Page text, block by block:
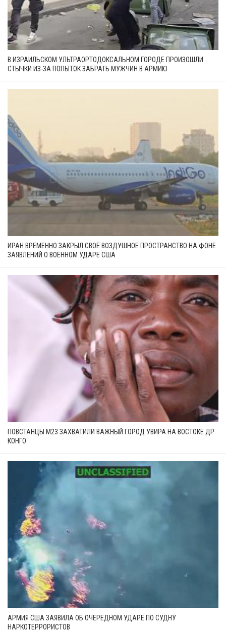
В ИЗРАИЛЬСКОМ УЛЬТРАОРТОДОКСАЛЬНОМ ГОРОДЕ ПРОИЗОШЛИ
СТЫЧКИ ИЗ-ЗА ПОПЫТОК ЗАБРАТЬ МУЖЧИН В АРМИЮ
ИРАН ВРЕМЕННО ЗАКРЫЛ СВОЁ ВОЗДУШНОЕ ПРОСТРАНСТВО НА ФОНЕ
ЗАЯВЛЕНИЙ О ВОЕННОМ УДАРЕ США
ПОВСТАНЦЫ М23 ЗАХВАТИЛИ ВАЖНЫЙ ГОРОД УВИРА НА ВОСТОКЕ ДР
КОНГО
АРМИЯ США ЗАЯВИЛА ОБ ОЧЕРЕДНОМ УДАРЕ ПО СУДНУ
НАРКОТЕРРОРИСТОВ